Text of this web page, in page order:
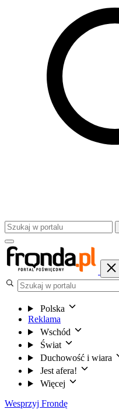
Polska
Reklama
Wschód
Świat
Duchowość i wiara
Jest afera!
Więcej
Wesprzyj Frondę